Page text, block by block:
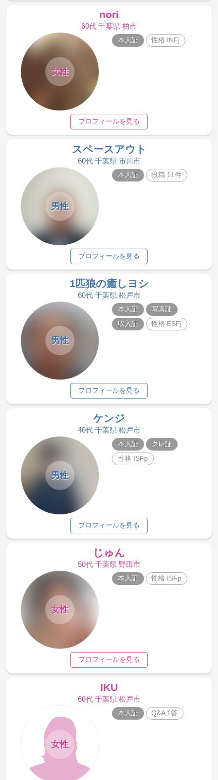
nori
60代 千葉県 柏市
女性
本人証 性格 INFj
プロフィールを見る
スペースアウト
60代 千葉県 市川市
男性
本人証 投稿 11件
プロフィールを見る
1匹狼の癒しヨシ
60代 千葉県 松戸市
男性
本人証
写真証
収入証
性格 ESFj
プロフィールを見る
ケンジ
40代 千葉県 松戸市
男性
本人証
クレ証
性格 ISFp
プロフィールを見る
じゅん
50代 千葉県 野田市
女性
本人証 性格 ISFp
プロフィールを見る
IKU
60代 千葉県 松戸市
女性
本人証 Q&A 1答